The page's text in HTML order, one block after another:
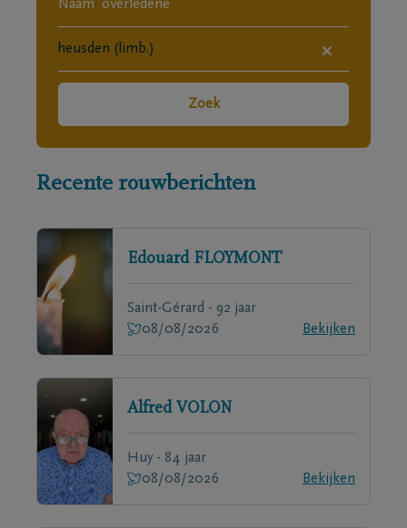
×
Zoek
Recente rouwberichten
Edouard FLOYMONT
Saint-Gérard - 92 jaar
08/08/2026
Bekijken
Alfred VOLON
Huy - 84 jaar
08/08/2026
Bekijken